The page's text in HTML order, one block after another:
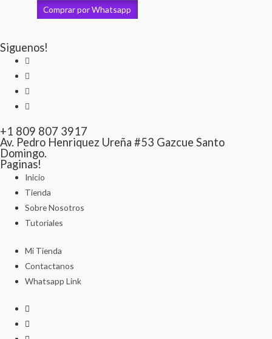
Comprar por Whatsapp
Siguenos!
+1 809 807 3917
Av. Pedro Henriquez Ureña #53 Gazcue Santo
Domingo.
Paginas!
Inicio
Tienda
Sobre Nosotros
Tutoriales
Mi Tienda
Contactanos
Whatsapp Link